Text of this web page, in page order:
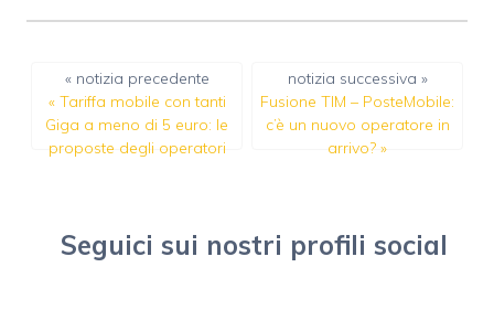
« notizia precedente
« Tariffa mobile con tanti
Giga a meno di 5 euro: le
proposte degli operatori
notizia successiva »
Fusione TIM – PosteMobile:
c’è un nuovo operatore in
arrivo? »
Seguici sui nostri profili social